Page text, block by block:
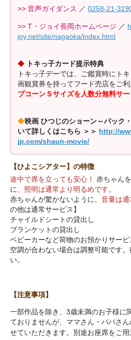
>> 音声ガイダンス ／0258-21-
>> T・ジョイ長岡ホームページ ／
joy.net/site/nagaoka/index.html
◆ トキっ子カード提示特典
トキっ子デーでは、ご鑑賞時にト
画観賞券を持ってフード売店をご利
プコーンＳサイズを人数分無料サー
◆映画 ひつじのショーン～バック
いて詳しくはこちら ＞＞ http://
jp.com/shaun-movie/
【ひよこシアター】の特徴
途中で席を立っても安心！
赤ちゃん
に、 照明は通常より明るめです。
赤ちゃんが驚かないように、 音量は
の他は通常サービス】
チャイルドシートの貸出し
ブランケットの貸出し
ベビーカーなど荷物のお預かりサービ
空調が合わない場合は調整可能です
い。
【注意事項】
一部作品を除き、3歳未満のお子様に
ておりませんが、ママさん・パパさ
せていただきます。 別途お座席をご